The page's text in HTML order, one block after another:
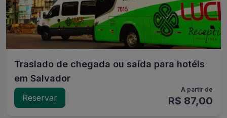
Traslado de chegada ou saída para hotéis
em Salvador
Reservar
A partir de
R$ 87,00